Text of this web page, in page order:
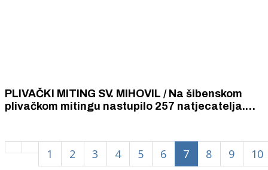
PLIVAČKI MITING SV. MIHOVIL / Na šibenskom
plivačkom mitingu nastupilo 257 natjecatelja.
1 2 3 4 5 6 7 8 9 10